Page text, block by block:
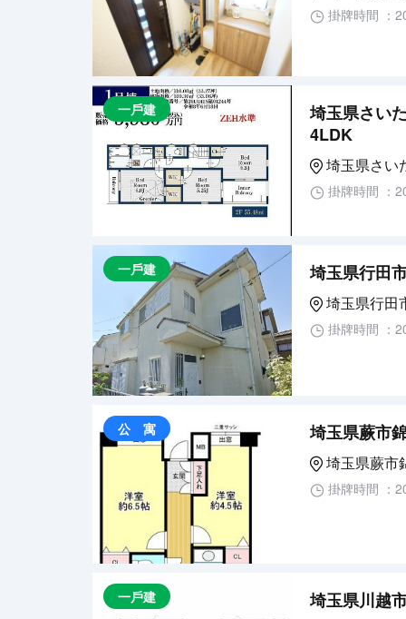
掛牌時間 ：
一戶建
埼玉県さい
4LDK
埼玉県さい
掛牌時間 ：
一戶建 埼玉県行田
埼玉県行田
掛牌時間 ：
公 寓 埼玉県蕨市
埼玉県蕨市
掛牌時間 ：
一戶建 埼玉県川越